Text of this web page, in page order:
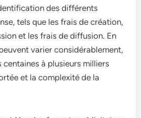
des différents
tels que les frais de création,
et les frais de diffusion. En
varier considérablement,
centaines à plusieurs milliers
et la complexité de la